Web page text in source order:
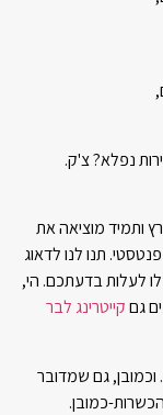
נפלא? צ'ק.
ותמיד מוציאה את
תנו לנו לדאוג
לעלות בדעתכם. הי,
גםקייטרינג לבר
וכמובן, גם שמדובר
כמובן.